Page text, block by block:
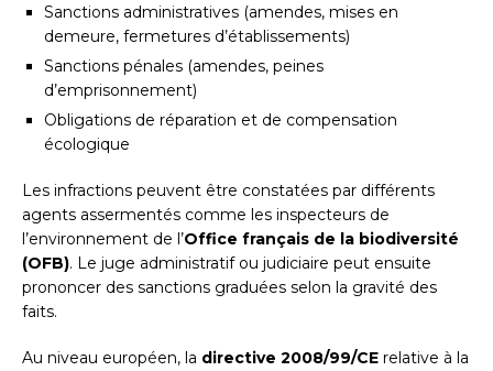
Sanctions administratives (amendes, mises en
demeure, fermetures d’établissements)
Sanctions pénales (amendes, peines
d’emprisonnement)
Obligations de réparation et de compensation
écologique
Les infractions peuvent être constatées par différents
agents assermentés comme les inspecteurs de
l’environnement de l’Office français de la biodiversité
(OFB). Le juge administratif ou judiciaire peut ensuite
prononcer des sanctions graduées selon la gravité des
faits.
Au niveau européen, la directive 2008/99/CE relative à la